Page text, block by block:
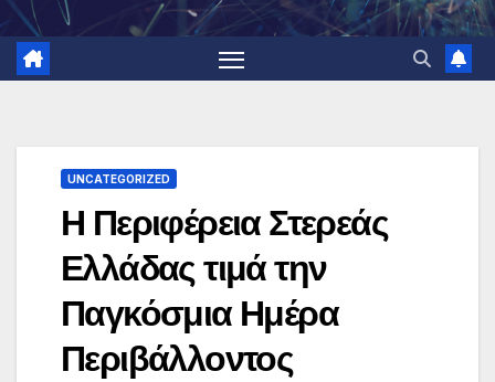
UNCATEGORIZED
Η Περιφέρεια Στερεάς
Ελλάδας τιμά την
Παγκόσμια Ημέρα
Περιβάλλοντος